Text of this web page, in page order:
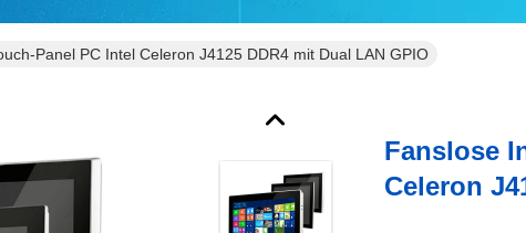
Panel PC Intel Celeron J4125 DDR4 mit Dual LAN GPIO
Fanslose
Celeron